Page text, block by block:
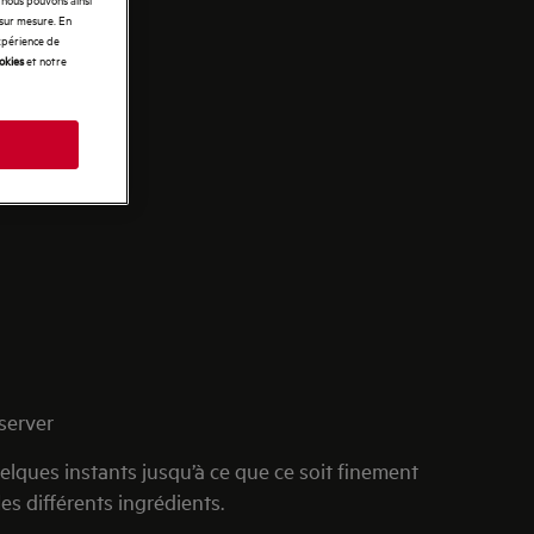
instants jusqu’à ce que ce soit finement
différents ingrédients.
mesure. En
de
et notre